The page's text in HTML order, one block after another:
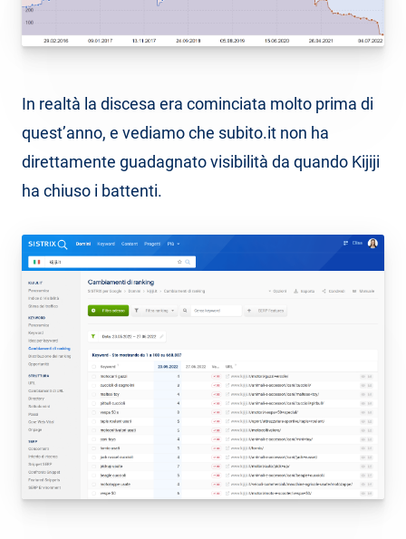
In realtà la discesa era cominciata molto prima di
quest’anno, e vediamo che subito.it non ha
direttamente guadagnato visibilità da quando Kijiji
ha chiuso i battenti.